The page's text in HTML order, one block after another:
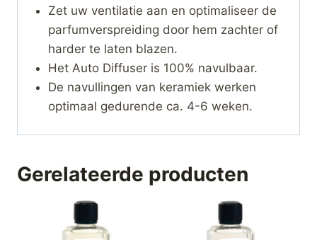
Zet uw ventilatie aan en optimaliseer de
parfumverspreiding door hem zachter of
harder te laten blazen.
Het Auto Diffuser is 100% navulbaar.
De navullingen van keramiek werken
optimaal gedurende ca. 4-6 weken.
Gerelateerde producten